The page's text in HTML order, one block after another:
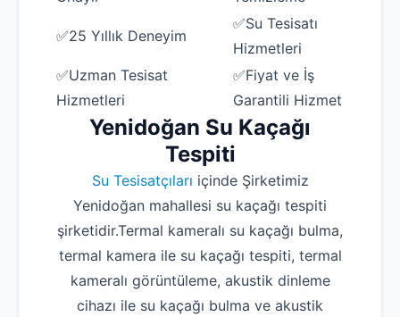
✅25 Yıllık Deneyim
✅Su Tesisatı
Hizmetleri
✅Uzman Tesisat
Hizmetleri
✅Fiyat ve İş
Garantili Hizmet
Yenidoğan Su Kaçağı
Tespiti
Su Tesisatçıları içinde Şirketimiz
Yenidoğan mahallesi su kaçağı tespiti
şirketidir.Termal kameralı su kaçağı bulma,
termal kamera ile su kaçağı tespiti, termal
kameralı görüntüleme, akustik dinleme
cihazı ile su kaçağı bulma ve akustik